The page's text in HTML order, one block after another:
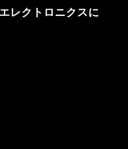
レクトロニクスに